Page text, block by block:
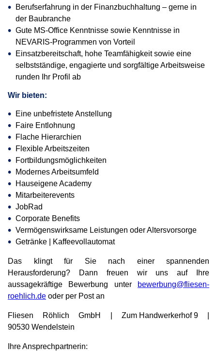
Berufserfahrung in der Finanzbuchhaltung – gerne in
der Baubranche
Gute MS-Office Kenntnisse sowie Kenntnisse in
NEVARIS-Programmen von Vorteil
Einsatzbereitschaft, hohe Teamfähigkeit sowie eine
selbstständige, engagierte und sorgfältige Arbeitsweise
runden Ihr Profil ab
Wir bieten:
Eine unbefristete Anstellung
Faire Entlohnung
Flache Hierarchien
Flexible Arbeitszeiten
Fortbildungsmöglichkeiten
Modernes Arbeitsumfeld
Hauseigene Academy
Mitarbeiterevents
JobRad
Corporate Benefits
Vermögenswirksame Leistungen oder Altersvorsorge
Getränke | Kaffeevollautomat
Das klingt für Sie nach einer spannenden
Herausforderung? Dann freuen wir uns auf Ihre
aussagekräftige Bewerbung unter
bewerbung@fliesen-
roehlich.de oder per Post an
Fliesen Röhlich GmbH | Zum Handwerkerhof 9|
90530 Wendelstein
Ihre Ansprechpartnerin: